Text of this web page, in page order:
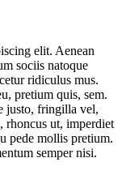
elit. Aenean
sociis natoque
ridiculus mus.
pretium quis, sem.
justo, fringilla vel,
rhoncus ut, imperdiet
pede mollis pretium.
semper nisi.